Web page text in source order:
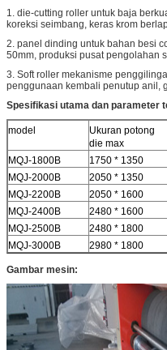
1. die-cutting roller untuk baja
koreksi seimbang, keras krom
2. panel dinding untuk bahan besi
50mm, produksi pusat pengolahan
3. Soft roller mekanisme
penggunaan kembali penutup anil,
Spesifikasi utama dan parameter
model
Ukuran potong
die max
MQJ-1800B
1750 * 1350
MQJ-2000B
2050 * 1350
MQJ-2200B
2050 * 1600
MQJ-2400B
2480 * 1600
MQJ-2500B
2480 * 1800
MQJ-3000B
2980 * 1800
Gambar mesin: